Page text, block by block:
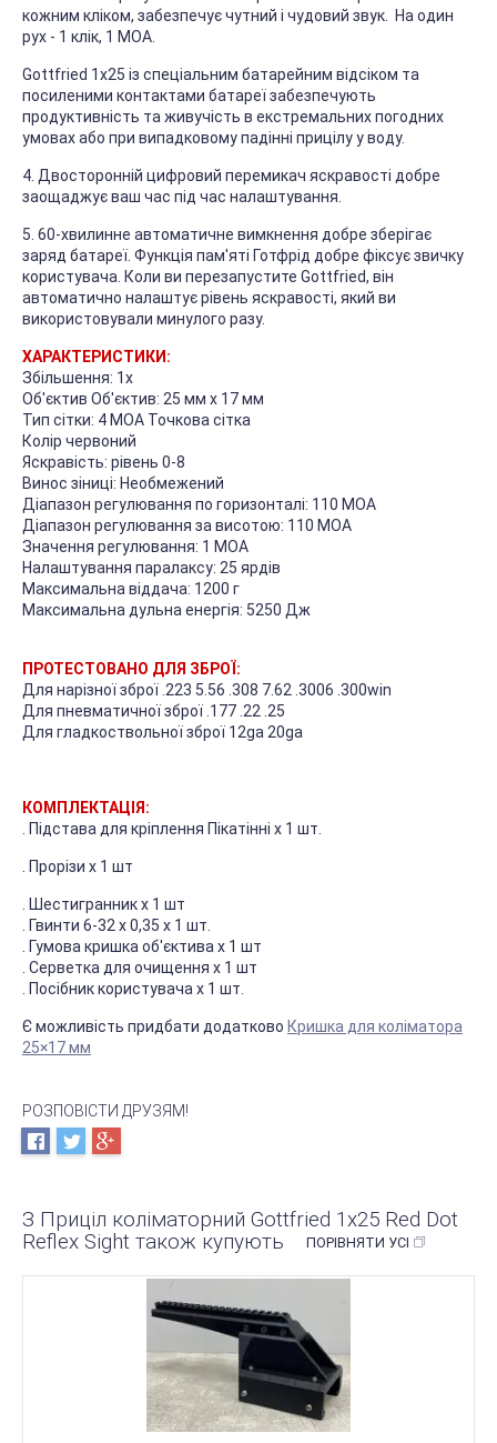
кожним кліком, забезпечує чутний і чудовий звук. На один
рух - 1 клік, 1 МОА.
Gottfried 1x25 із спеціальним батарейним відсіком та
посиленими контактами батареї забезпечують
продуктивність та живучість в екстремальних погодних
умовах або при випадковому падінні прицілу у воду.
4. Двосторонній цифровий перемикач яскравості добре
заощаджує ваш час під час налаштування.
5. 60-хвилинне автоматичне вимкнення добре зберігає
заряд батареї. Функція пам'яті Готфрід добре фіксує звичку
користувача. Коли ви перезапустите Gottfried, він
автоматично налаштує рівень яскравості, який ви
використовували минулого разу.
ХАРАКТЕРИСТИКИ:
Збільшення: 1x
Об'єктив Об'єктив: 25 мм x 17 мм
Тип сітки: 4 МОА Точкова сітка
Колір червоний
Яскравість: рівень 0-8
Винос зіниці: Необмежений
Діапазон регулювання по горизонталі: 110 МОА
Діапазон регулювання за висотою: 110 МОА
Значення регулювання: 1 МОА
Налаштування паралаксу: 25 ярдів
Максимальна віддача: 1200 г
Максимальна дульна енергія: 5250 Дж
ПРОТЕСТОВАНО ДЛЯ ЗБРОЇ:
Для нарізної зброї .223 5.56 .308 7.62 .3006 .300win
Для пневматичної зброї .177 .22 .25
Для гладкоствольної зброї 12ga 20ga
КОМПЛЕКТАЦІЯ:
. Підстава для кріплення Пікатінні x 1 шт.
. Прорізи x 1 шт
. Шестигранник x 1 шт
. Гвинти 6-32 х 0,35 х 1 шт.
. Гумова кришка об'єктива x 1 шт
. Серветка для очищення x 1 шт
. Посібник користувача x 1 шт.
Є можливість придбати додатково Кришка для коліматора
25×17 мм
РОЗПОВІСТИ ДРУЗЯМ!
З Приціл коліматорний Gottfried 1x25 Red Dot
Reflex Sight також купують
ПОРІВНЯТИ УСІ